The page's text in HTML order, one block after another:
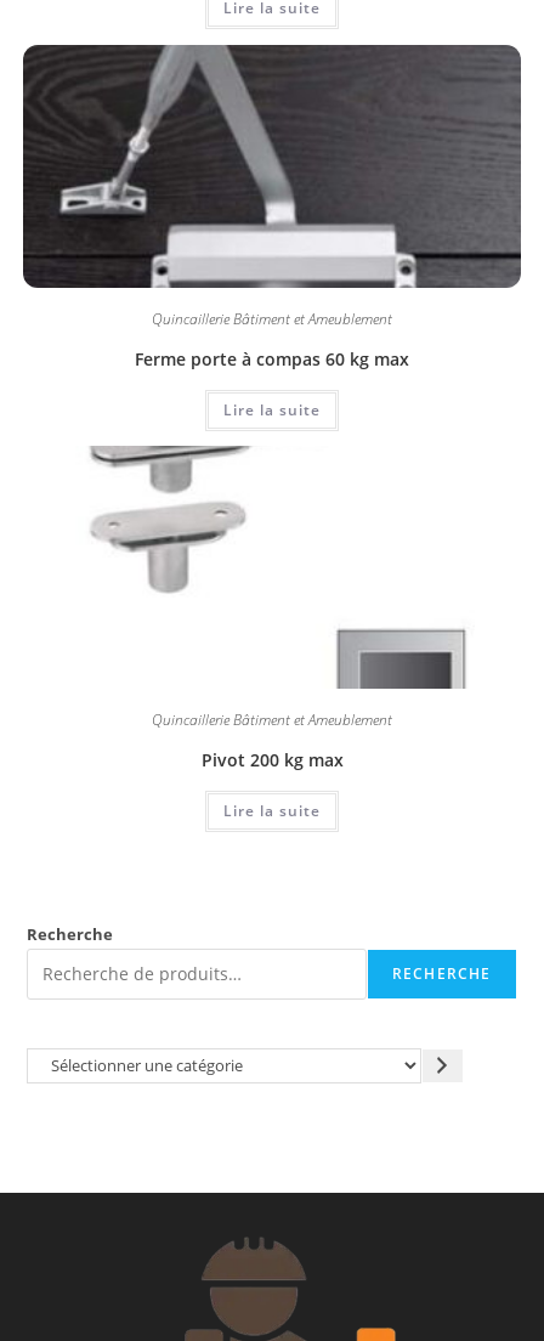
Lire la suite
Quincaillerie Bâtiment et Ameublement
Ferme porte à compas 60 kg max
Lire la suite
Quincaillerie Bâtiment et Ameublement
Pivot 200 kg max
Lire la suite
Recherche
RECHERCHE